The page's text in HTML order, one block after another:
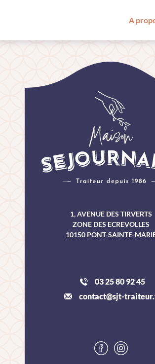
A
1, AVENUE DES TIRVERTS
ZONE DES ECREVOLLES
10150 PONT-SAINTE-
03 25 80 92 45
contact@sjt-